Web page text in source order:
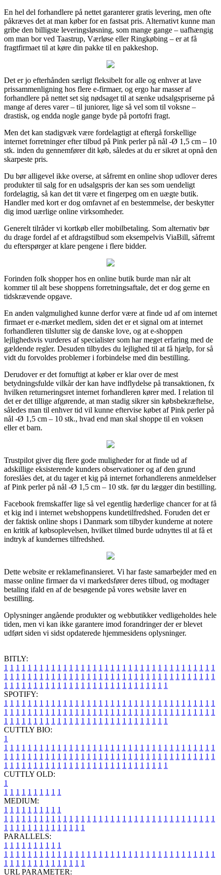
En hel del forhandlere på nettet garanterer gratis levering, men ofte
påkræves det at man køber for en fastsat pris. Alternativt kunne man
gribe den billigste leveringsløsning, som mange gange – uafhængig
om man bor ved Taastrup, Værløse eller Ringkøbing – er at få
fragtfirmaet til at køre din pakke til en pakkeshop.
Det er jo efterhånden særligt fleksibelt for alle og enhver at lave
prissammenligning hos flere e-firmaer, og ergo har masser af
forhandlere på nettet set sig nødsaget til at sænke udsalgspriserne på
mange af deres varer – til juniorer, lige så vel som til voksne –
drastisk, og endda nogle gange byde på portofri fragt.
Men det kan stadigvæk være fordelagtigt at eftergå forskellige
internet forretninger efter tilbud på Pink perler på nål -Ø 1,5 cm – 10
stk. inden du gennemfører dit køb, således at du er sikret at opnå den
skarpeste pris.
Du bør alligevel ikke overse, at såfremt en online shop udlover deres
produkter til salg for en udsalgspris der kan ses som uendeligt
fordelagtig, så kan det tit være et fingerpeg om en uægte butik.
Handler med kort er dog omfavnet af en bestemmelse, der beskytter
dig imod uærlige online virksomheder.
Generelt tilråder vi kortkøb eller mobilbetaling. Som alternativ bør
du drage fordel af et afdragstilbud som eksempelvis ViaBill, såfremt
du efterspørger at klare pengene i flere bidder.
Forinden folk shopper hos en online butik burde man når alt
kommer til alt bese shoppens forretningsaftale, det er dog gerne en
tidskrævende opgave.
En anden valgmulighed kunne derfor være at finde ud af om internet
firmaet er e-mærket medlem, siden det er et signal om at internet
forhandleren tilslutter sig de danske love, og at e-shoppen
lejlighedsvis vurderes af specialister som har meget erfaring med de
gældende regler. Desuden tilbydes du lejlighed til at få hjælp, for så
vidt du forvoldes problemer i forbindelse med din bestilling.
Derudover er det fornuftigt at køber er klar over de mest
betydningsfulde vilkår der kan have indflydelse på transaktionen, fx
hvilken returneringsret internet forhandleren kører med. I relation til
det er det tillige afgørende, at man stadig sikrer sin købsbekræftelse,
således man til enhver tid vil kunne eftervise købet af Pink perler på
nål -Ø 1,5 cm – 10 stk., hvad end man skal shoppe til en voksen
eller et barn.
Trustpilot giver dig flere gode muligheder for at finde ud af
adskillige eksisterende kunders observationer og af den grund
foreslåes det, at du tager et kig på internet forhandlerens anmeldelser
af Pink perler på nål -Ø 1,5 cm – 10 stk. før du lægger din bestilling.
Facebook fremskaffer lige så vel egentlig hæderlige chancer for at få
et kig ind i internet webshoppens kundetilfredshed. Foruden det er
der faktisk online shops i Danmark som tilbyder kunderne at notere
en kritik af købsoplevelsen, hvilket tilmed burde udnyttes til at få et
indtryk af kundernes tilfredshed.
Dette website er reklamefinansieret. Vi har faste samarbejder med en
masse online firmaer da vi markedsfører deres tilbud, og modtager
betaling ifald en af de besøgende på vores website laver en
bestilling.
Oplysninger angående produkter og webbutikker vedligeholdes hele
tiden, men vi kan ikke garantere imod forandringer der er blevet
udført siden vi sidst opdaterede hjemmesidens oplysninger.
BITLY:
1 1 1 1 1 1 1 1 1 1 1 1 1 1 1 1 1 1 1 1 1 1 1 1 1 1 1 1 1 1 1 1 1 1 1 1
1 1 1 1 1 1 1 1 1 1 1 1 1 1 1 1 1 1 1 1 1 1 1 1 1 1 1 1 1 1 1 1 1 1 1 1
1 1 1 1 1 1 1 1 1 1 1 1 1 1 1 1 1 1 1 1 1 1 1 1 1 1 1 1
SPOTIFY:
1 1 1 1 1 1 1 1 1 1 1 1 1 1 1 1 1 1 1 1 1 1 1 1 1 1 1 1 1 1 1 1 1 1 1 1
1 1 1 1 1 1 1 1 1 1 1 1 1 1 1 1 1 1 1 1 1 1 1 1 1 1 1 1 1 1 1 1 1 1 1 1
1 1 1 1 1 1 1 1 1 1 1 1 1 1 1 1 1 1 1 1 1 1 1 1 1 1 1 1
CUTTLY BIO:
1
1 1 1 1 1 1 1 1 1 1 1 1 1 1 1 1 1 1 1 1 1 1 1 1 1 1 1 1 1 1 1 1 1 1 1 1
1 1 1 1 1 1 1 1 1 1 1 1 1 1 1 1 1 1 1 1 1 1 1 1 1 1 1 1 1 1 1 1 1 1 1 1
1 1 1 1 1 1 1 1 1 1 1 1 1 1 1 1 1 1 1 1 1 1 1 1 1 1 1 1
CUTTLY OLD:
1
1 1 1 1 1 1 1 1 1 1
MEDIUM:
1 1 1 1 1 1 1 1 1 1
1 1 1 1 1 1 1 1 1 1 1 1 1 1 1 1 1 1 1 1 1 1 1 1 1 1 1 1 1 1 1 1 1 1 1 1
1 1 1 1 1 1 1 1 1 1 1 1 1 1
PARALLELS:
1 1 1 1 1 1 1 1 1 1
1 1 1 1 1 1 1 1 1 1 1 1 1 1 1 1 1 1 1 1 1 1 1 1 1 1 1 1 1 1 1 1 1 1 1 1
1 1 1 1 1 1 1 1 1 1 1 1 1 1
URL PARAMETER: